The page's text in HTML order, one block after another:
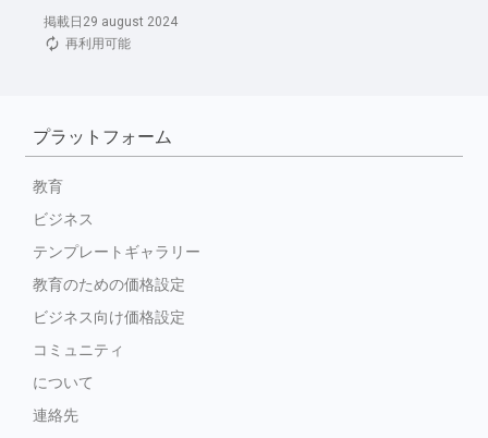
掲載日29 august 2024
再利用可能
プラットフォーム
教育
ビジネス
テンプレートギャラリー
教育のための価格設定
ビジネス向け価格設定
コミュニティ
について
連絡先